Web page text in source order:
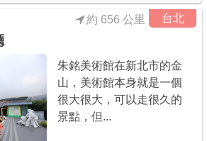
台北
約 656 公里
朱銘美術館在新北市的金
山，美術館本身就是一個
很大很大，可以走很久的
景點，但...